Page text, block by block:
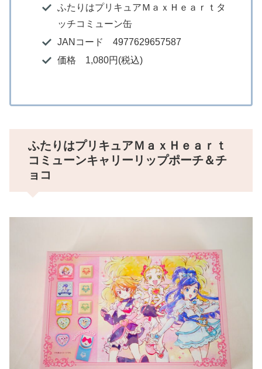
ふたりはプリキュアＭａｘＨｅａｒｔタ
ッチコミューン缶
JANコード 4977629657587
価格 1,080円(税込)
ふたりはプリキュアＭａｘＨｅａｒｔ
コミューンキャリーリップポーチ＆チ
ョコ